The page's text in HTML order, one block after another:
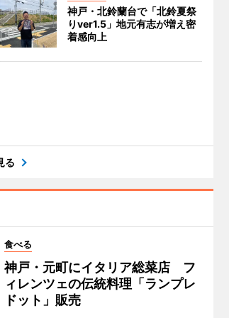
神戸・北鈴蘭台で「北鈴夏祭
りver1.5」地元有志が増え密
着感向上
る
食べる
神戸・元町にイタリア総菜店 フ
ィレンツェの伝統料理「ランプレ
ドット」販売